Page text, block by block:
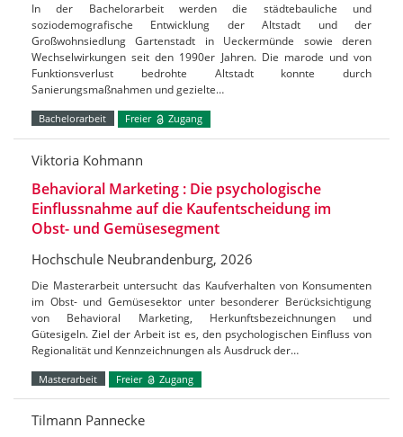
In der Bachelorarbeit werden die städtebauliche und
soziodemografische Entwicklung der Altstadt und der
Großwohnsiedlung Gartenstadt in Ueckermünde sowie deren
Wechselwirkungen seit den 1990er Jahren. Die marode und von
Funktionsverlust bedrohte Altstadt konnte durch
Sanierungsmaßnahmen und gezielte…
Bachelorarbeit Freier Zugang
Viktoria Kohmann
Behavioral Marketing : Die psychologische
Einflussnahme auf die Kaufentscheidung im
Obst- und Gemüsesegment
Hochschule Neubrandenburg, 2026
Die Masterarbeit untersucht das Kaufverhalten von Konsumenten
im Obst- und Gemüsesektor unter besonderer Berücksichtigung
von Behavioral Marketing, Herkunftsbezeichnungen und
Gütesigeln. Ziel der Arbeit ist es, den psychologischen Einfluss von
Regionalität und Kennzeichnungen als Ausdruck der…
Masterarbeit Freier Zugang
Tilmann Pannecke